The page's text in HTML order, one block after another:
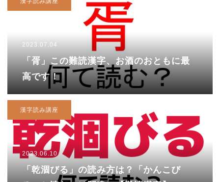
2023.07.04
「胥」この難読漢字、お酒のおともに最
高です！
漢字読み講座
2023.06.10
「乾涸びる」の読み方は？「かんこび